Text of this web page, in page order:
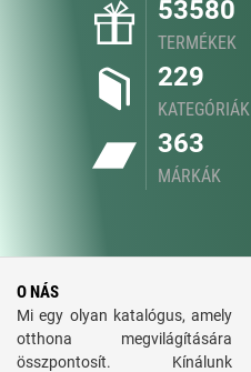
53580
TERMÉKEK
229
KATEGÓRIÁK
363
MÁRKÁK
O NÁS
Mi egy olyan katalógus, amely
otthona megvilágítására
összpontosít. Kínálunk